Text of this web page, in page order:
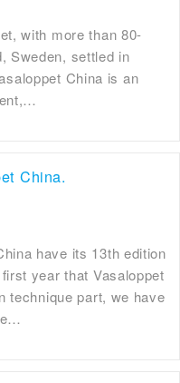
with more than 80-
Sweden, settled in
China is an
China.
have its 13th edition
year that Vasaloppet
technique part, we have